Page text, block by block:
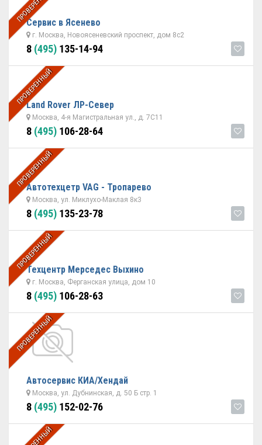
Сервис в Ясенево
г. Москва, Новоясеневский проспект, дом 8с2
8 (495) 135-14-94
ПРОВЕРЕННЫЙ
Land Rover ЛР-Север
Москва, 4-я Магистральная ул., д. 7С11
8 (495) 106-28-64
ПРОВЕРЕННЫЙ
Автотехцетр VAG - Тропарево
Москва, ул. Миклухо-Маклая 8к3
8 (495) 135-23-78
ПРОВЕРЕННЫЙ
Техцентр Мерседес Выхино
г. Москва, Ферганская улица, дом 10
8 (495) 106-28-63
ПРОВЕРЕННЫЙ
Автосервис КИА/Хендай
Москва, ул. Дубнинская, д. 50 Б стр. 1
8 (495) 152-02-76